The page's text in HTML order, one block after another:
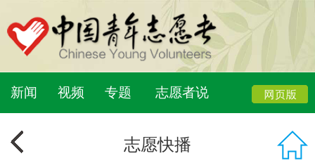
新闻 视频 专题 志愿者说
志愿快播